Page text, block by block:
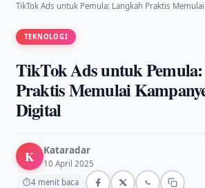
TikTok Ads untuk Pemula: Langkah Praktis
TEKNOLOGI
TikTok Ads untuk
Praktis Memulai
Digital
K Kataradar
10 April 2025
⏱4 menit baca